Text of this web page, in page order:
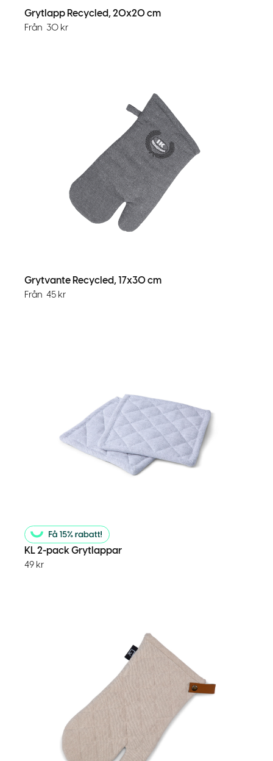
Grytlapp Recycled, 20x20 cm
Från 30 kr
Grytvante Recycled, 17x30 cm
Från 45 kr
KL 2-pack Grytlappar
49 kr